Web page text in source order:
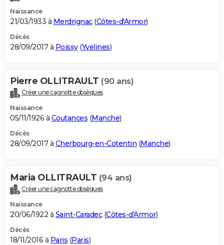
Naissance
21/03/1933 à Merdrignac(Côtes-d'Armor)
Décès
28/09/2017 à Poissy(Yvelines)
Pierre OLLITRAULT (90 ans)
Créer une cagnotte obsèques
Naissance
05/11/1926 à Coutances (Manche)
Décès
28/09/2017 à Cherbourg-en-Cotentin (Manche)
Maria OLLITRAULT (94 ans)
Créer une cagnotte obsèques
Naissance
20/06/1922 à Saint-Caradec(Côtes-d'Armor)
Décès
18/11/2016 à Paris (Paris)